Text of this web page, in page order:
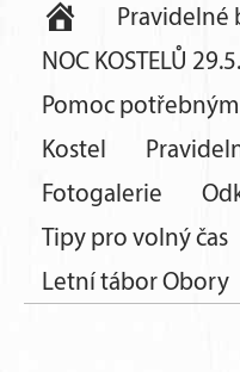
Pravidelné
NOC KOSTELŮ
Pomoc potřebným
Kostel
Fotogalerie
Tipy pro volný čas
Letní tábor Obory